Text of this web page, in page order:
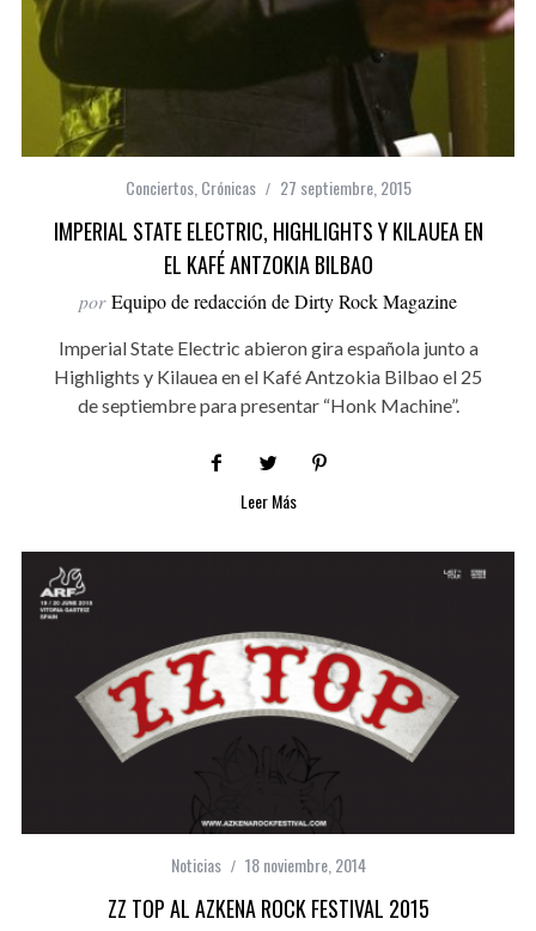
Conciertos, Crónicas 27 septiembre, 2015
IMPERIAL STATE ELECTRIC, HIGHLIGHTS Y KILAUEA EN
EL KAFÉ ANTZOKIA BILBAO
por Equipo de redacción de Dirty Rock Magazine
Imperial State Electric abieron gira española junto a
Highlights y Kilauea en el Kafé Antzokia Bilbao el 25
de septiembre para presentar “Honk Machine”.
Leer Más
Noticias 18 noviembre, 2014
ZZ TOP AL AZKENA ROCK FESTIVAL 2015